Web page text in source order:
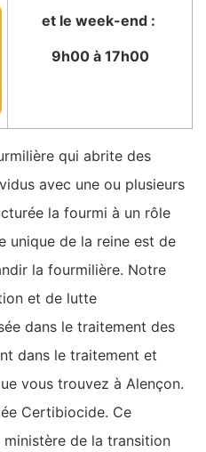
et le week-end :
9h00 à 17h00
qui abrite des
avec une ou plusieurs
la fourmi à un rôle
unique de la reine est de
la fourmilière. Notre
et de lutte
dans le traitement des
dans le traitement et
vous trouvez à Alençon.
Certibiocide. Ce
de la transition